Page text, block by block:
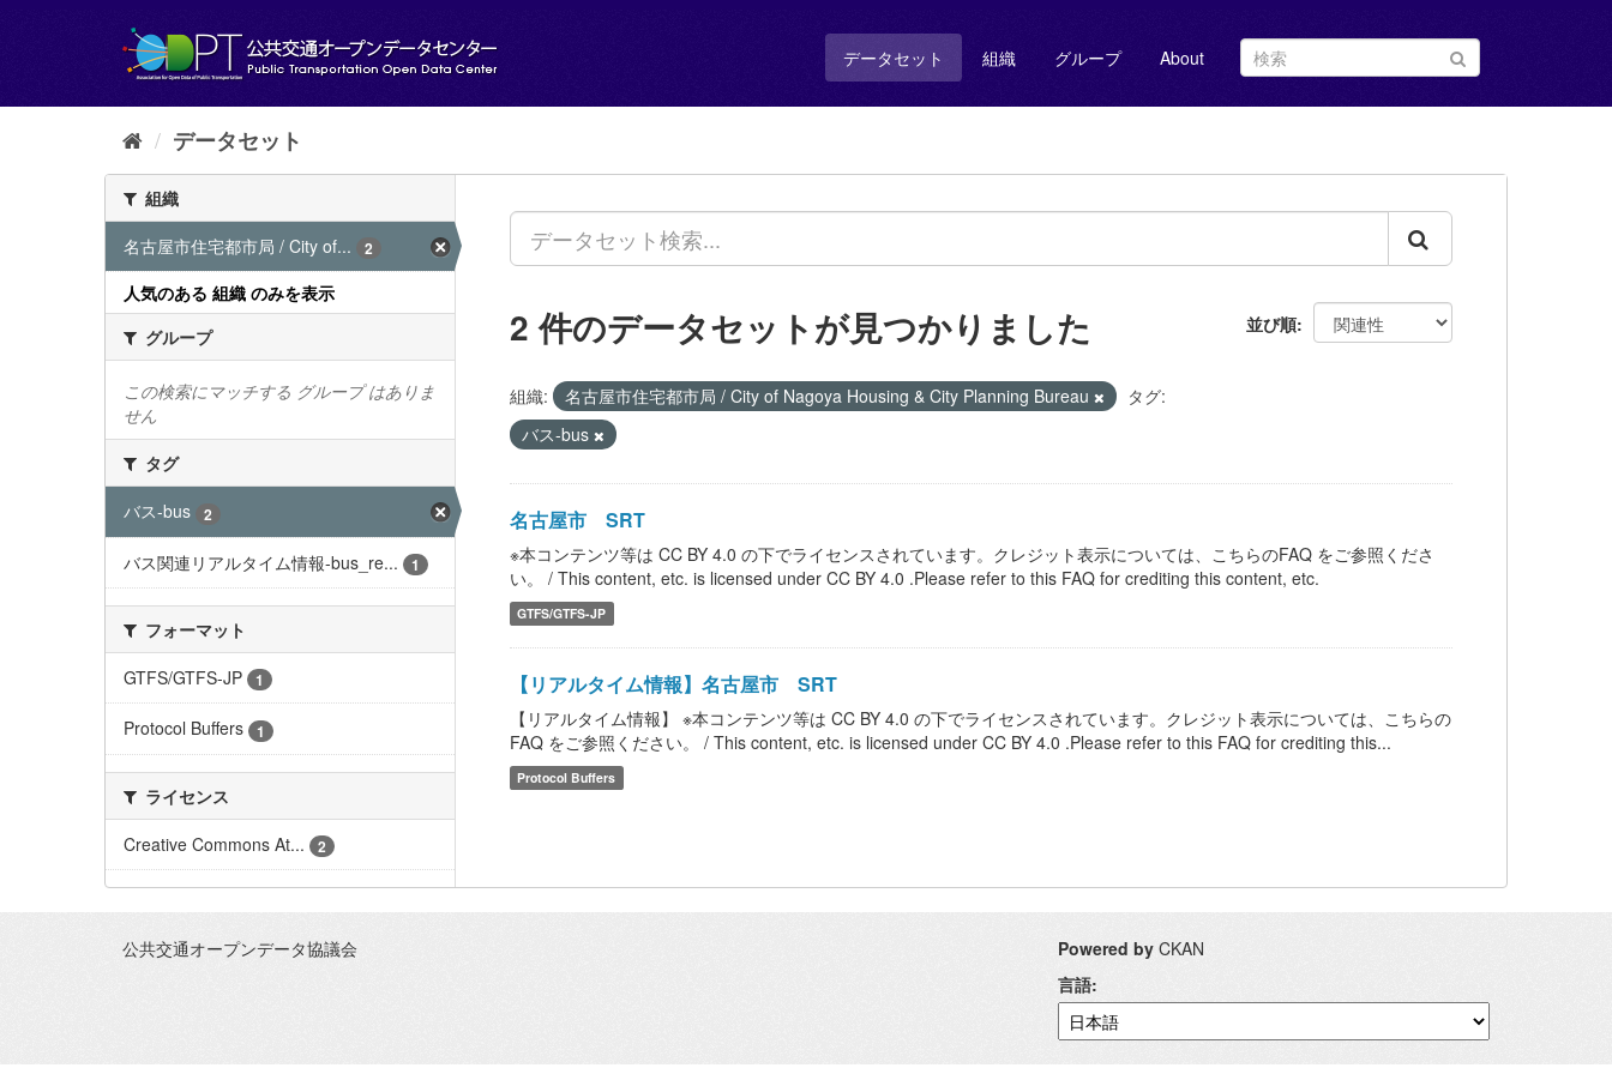
し
データセット 組織 グループ About
データセット
組織
名古屋市住宅都市局 / City of...
2
人気のある 組織 のみを表示
グループ
この検索にマッチする グループ はありま
せん
タグ
バス-bus
2
バス関連リアルタイム情報-bus_re... 1
フォーマット
GTFS/GTFS-JP
1
Protocol Buffers 1
ライセンス
Creative Commons At...
2
並び順
2 件のデータセットが見つかりました
組織: 名古屋市住宅都市局 / City of Nagoya Housing & City Planning Bureau
タグ:
バス-bus
名古屋市 SRT
※本コンテンツ等は CC BY 4.0 の下でライセンスされています。クレジット表示については、こちらのFAQ をご参照くださ
い。 / This content, etc. is licensed under CC BY 4.0 .Please refer to this FAQ for crediting this content, etc.
GTFS/GTFS-JP
【リアルタイム情報】名古屋市 SRT
【リアルタイム情報】 ※本コンテンツ等は CC BY 4.0 の下でライセンスされています。クレジット表示については、こちらの
FAQ をご参照ください。 / This content, etc. is licensed under CC BY 4.0 .Please refer to this FAQ for crediting this...
Protocol Buffers
公共交通オープンデータ協議会 Powered by CKAN
言語